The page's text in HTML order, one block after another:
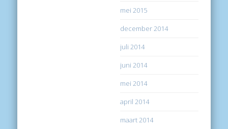
mei 2015
december 2014
juli 2014
juni 2014
mei 2014
april 2014
maart 2014